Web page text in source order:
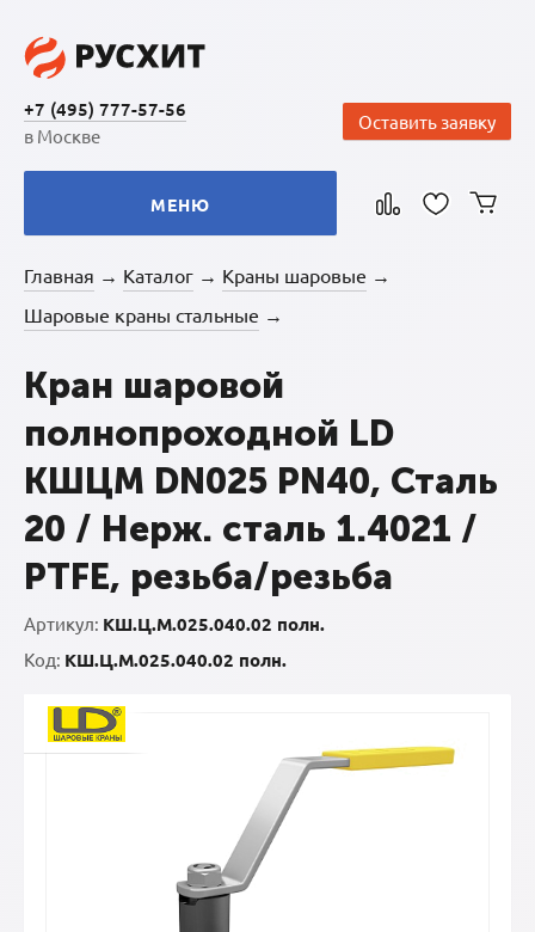
+7 (495) 777-57-56
в Москве
Оставить заявку
МЕНЮ
Главная → Каталог → Краны шаровые →
Шаровые краны стальные →
Кран шаровой
полнопроходной LD
КШЦМ DN025 PN40, Сталь
20 / Нерж. сталь 1.4021 /
PTFE, резьба/резьба
Артикул: КШ.Ц.М.025.040.02 полн.
Код: КШ.Ц.М.025.040.02 полн.